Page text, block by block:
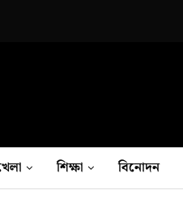
শিক্ষা বিনোদন